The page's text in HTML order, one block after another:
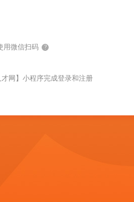
用微信扫码 ?
网】小程序完成登录和注册